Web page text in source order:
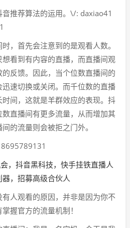
推荐算法的运用。\/: daxiao41
，首先会注意到的是观看人数。
看到有内容的直播，而直播间观
反馈。因此，当个位数直播间的
速切换或关闭。而千位数的直播
间，这就是羊群效应的表现。抖
直播间有更多流量，从而增加其
的流量则会被拒之门外。
人观看的原因，并非是因为你不
握官方的流量机制！